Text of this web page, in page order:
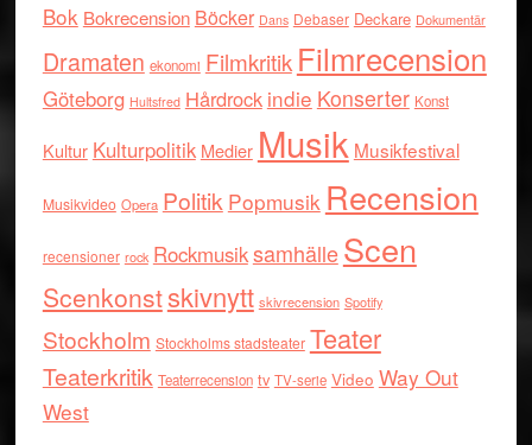
Bok Bokrecension Böcker Dans Debaser Deckare Dokumentär
Dramaten ekonomi Filmkritik Filmrecension
Göteborg Hultsfred Hårdrock indie Konserter Konst
Kultur Kulturpolitik Medier Musik Musikfestival
Musikvideo Opera Politik Popmusik Recension
recensioner rock RockmusiksamhälleScen
Scenkonstskivnytt skivrecension Spotify
Stockholm Stockholms stadsteater Teater
Teaterkritik Teaterrecension tv TV-serie Video Way Out
West